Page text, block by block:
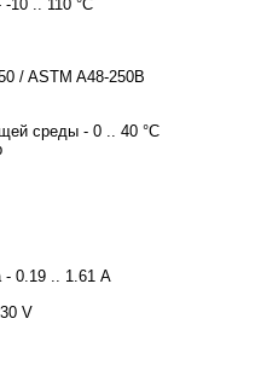
10 .. 110 °C
/ ASTM A48-250B
среды - 0 .. 40 °C
- 0.19 .. 1.61 A
V